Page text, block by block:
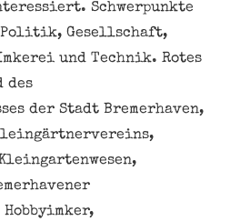
Schwerpunkte
Gesellschaft,
und Technik. Rotes
des
der Stadt Bremerhaven,